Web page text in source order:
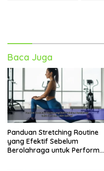
Baca Juga
Panduan Stretching Routine
yang Efektif Sebelum
Berolahraga untuk Performa